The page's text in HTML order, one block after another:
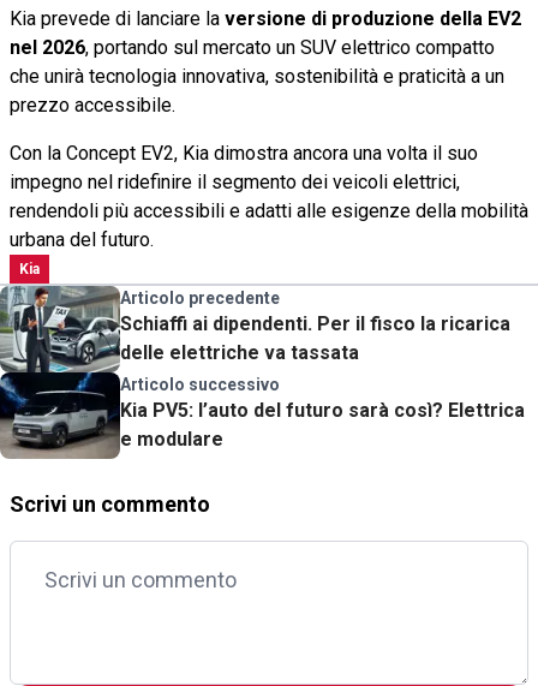
Kia prevede di lanciare la versione di produzione della EV2
nel 2026, portando sul mercato un SUV elettrico compatto
che unirà tecnologia innovativa, sostenibilità e praticità a un
prezzo accessibile.
Con la Concept EV2, Kia dimostra ancora una volta il suo
impegno nel ridefinire il segmento dei veicoli elettrici,
rendendoli più accessibili e adatti alle esigenze della mobilità
urbana del futuro.
Kia
Articolo precedente
Schiaffi ai dipendenti. Per il fisco la ricarica
delle elettriche va tassata
Articolo successivo
Kia PV5: l’auto del futuro sarà così? Elettrica
e modulare
Scrivi un commento